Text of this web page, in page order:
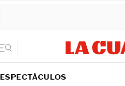
ESPECTÁCULOS